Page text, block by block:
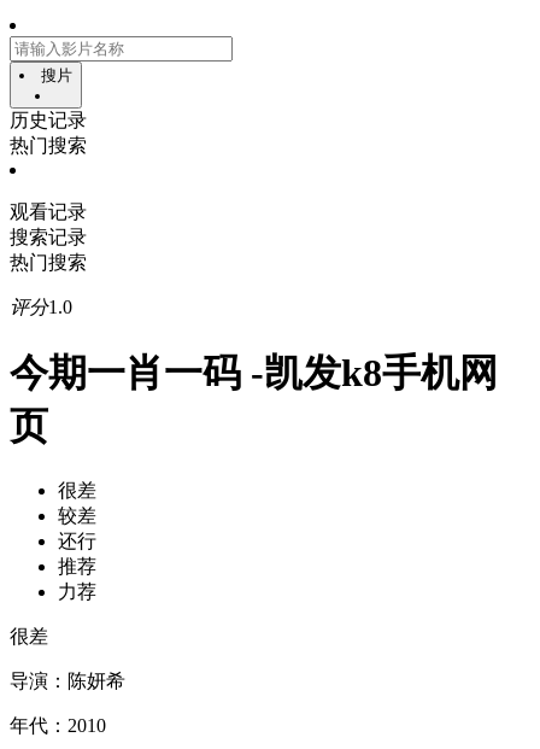
搜片
历史记录
热门搜索
观看记录
搜索记录
热门搜索
评分1.0
今期一肖一码 -凯发k8手机网
页
很差
较差
还行
推荐
力荐
很差
导演： 陈妍希
年代： 2010